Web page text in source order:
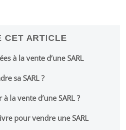
CET ARTICLE
à la vente d’une SARL
sa SARL ?
la vente d’une SARL ?
pour vendre une SARL